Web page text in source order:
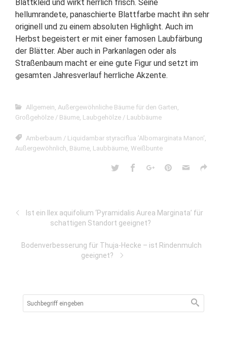
Blattkleid und wirkt herrlich frisch. Seine
hellumrandete, panaschierte Blattfarbe macht ihn sehr
originell und zu einem absoluten Highlight. Auch im
Herbst begeistert er mit einer famosen Laubfärbung
der Blätter. Aber auch in Parkanlagen oder als
Straßenbaum macht er eine gute Figur und setzt im
gesamten Jahresverlauf herrliche Akzente.
Allgemein, Außergewöhnliche Bäume für den Garten,
Großgehölze / Bäume, Laubgehölze / Laubbäume
Amberbaum / Liquidambar styraciflua ’Albomarginata Manon‘,
Außergewöhnlich, Bäume, Laubbäume, Weißbunte
Ist ein Ilex aquifolium ‘Pyramidalis Aurea Marginata’ für
schattigen Standort geeignet?
Bodenverbesserung für Thuja-Hecke – ist Rindenmulch
geeignet?